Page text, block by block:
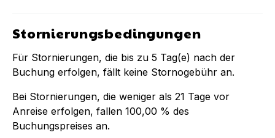
Stornierungsbedingungen
Für Stornierungen, die bis zu 5 Tag(e) nach der
Buchung erfolgen, fällt keine Stornogebühr an.
Bei Stornierungen, die weniger als 21 Tage vor
Anreise erfolgen, fallen 100,00 % des
Buchungspreises an.